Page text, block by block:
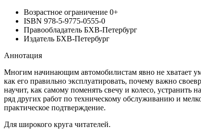
Возрастное ограничение 0+
ISBN 978-5-9775-0555-0
Правообладатель БХВ-Петербург
Издатель БХВ-Петербург
Аннотация
Многим начинающим автомобилистам явно не хватает
как его правильно эксплуатировать, почему важно
научит, как самому поменять свечу и колесо, устранить
ряд других работ по техническому обслуживанию и
практическое подтверждение.
Для широкого круга читателей.